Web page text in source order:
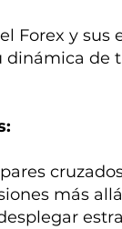
Forex y sus
dinámica de
más